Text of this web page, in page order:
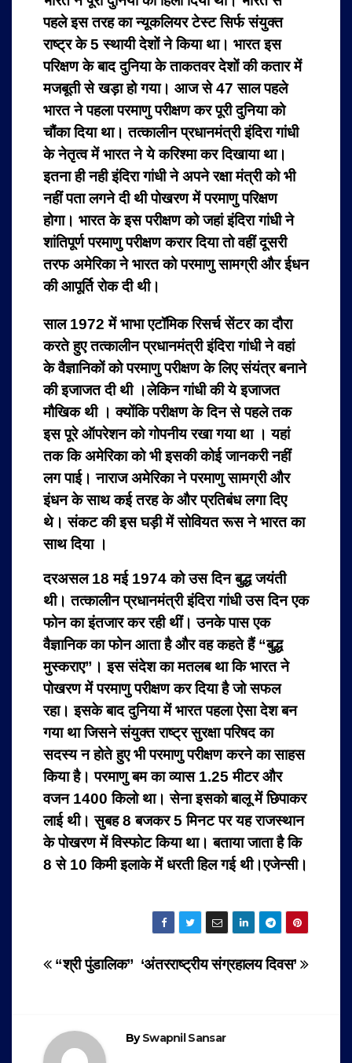
पहले इस तरह का न्यूकलियर टेस्ट सिर्फ संयुक्त
राष्ट्र के 5 स्थायी देशों ने किया था। भारत इस
परिक्षण के बाद दुनिया के ताकतवर देशों की कतार में
मजबूती से खड़ा हो गया। आज से 47 साल पहले
भारत ने पहला परमाणु परीक्षण कर पूरी दुनिया को
चौंका दिया था। तत्कालीन प्रधानमंत्री इंदिरा गांधी
के नेतृत्व में भारत ने ये करिश्मा कर दिखाया था।
इतना ही नही इंदिरा गांधी ने अपने रक्षा मंत्री को भी
नहीं पता लगनेदी थी पोखरण में परमाणु परिक्षण
होगा। भारत के इस परीक्षण को जहां इंदिरा गांधी ने
शांतिपूर्ण परमाणु परीक्षण करार दिया तो वहीं दूसरी
तरफ अमेरिका ने भारत को परमाणु सामग्री और ईधन
की आपूर्ति रोक दी थी।
साल 1972 में भाभा एटॉमिक रिसर्च सेंटर का दौरा
करते हुए तत्कालीन प्रधानमंत्री इंदिरा गांधी ने वहां
के वैज्ञानिकों को परमाणु परीक्षण के लिए संयंत्र बनाने
की इजाजत दी थी ।लेकिन गांधी की ये इजाजत
मौखिक थी । क्योंकि परीक्षण के दिन से पहले तक
इस पूरे ऑपरेशन को गोपनीय रखा गया था । यहां
तक कि अमेरिका को भी इसकी कोई जानकरी नहीं
लग पाई। नाराज अमेरिका ने परमाणु सामग्री और
इंधन के साथ कई तरह के और प्रतिबंध लगा दिए
थे। संकट की इस घड़ी में सोवियत रूस ने भारत का
साथ दिया ।
दरअसल 18 मई 1974 को उस दिन बुद्ध जयंती
थी। तत्कालीन प्रधानमंत्री इंदिरा गांधी उस दिन एक
फोन का इंतजार कर रही थीं। उनके पास एक
वैज्ञानिक का फोन आता है और वह कहते हैं “बुद्ध
मुस्कराए”। इस संदेश का मतलब था कि भारत ने
पोखरण में परमाणु परीक्षण कर दिया है जो सफल
रहा। इसके बाद दुनिया में भारत पहला ऐसा देश बन
गया था जिसने संयुक्त राष्ट्र सुरक्षा परिषद का
सदस्य न होते हुए भी परमाणु परीक्षण करने का साहस
किया है। परमाणु बम का व्यास 1.25 मीटर और
वजन 1400 किलो था। सेना इसको बालू में छिपाकर
लाई थी। सुबह 8 बजकर 5 मिनट पर यह राजस्थान
के पोखरण में विस्फोट किया था। बताया जाता है कि
8 से 10 किमी इलाके में धरती हिल गई थी।एजेन्सी।
Post
‘अंतरराष्ट्रीय संग्रहालय दिवस’
“श्री पुंडालिक”
BySwapnil Sansar